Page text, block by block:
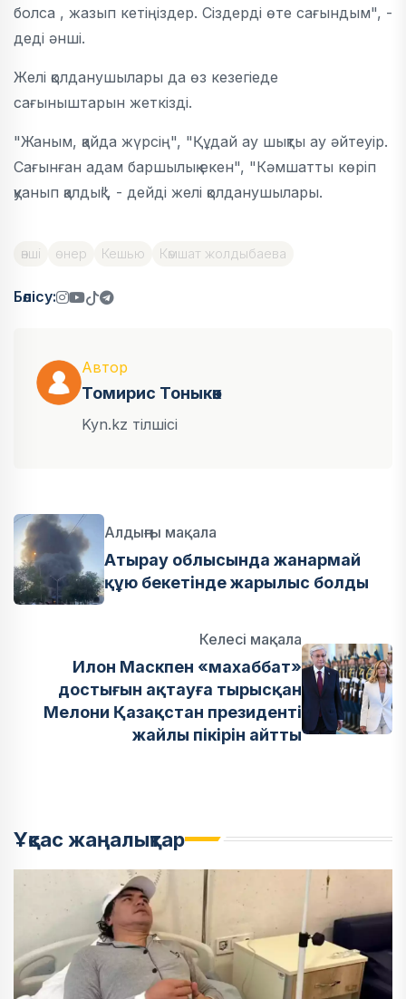
болса , жазып кетіңіздер. Сіздерді өте сағындым", -
деді әнші.
Желі қолданушылары да өз кезегіеде
сағыныштарын жеткізді.
"Жаным, қайда жүрсің", "Құдай ау шықты ау әйтеуір.
Сағынған адам баршылық екен", "Кәмшатты көріп
қуанып қалдық", - дейді желі қолданушылары.
әнші өнер Кешью Кәмшат жолдыбаева
Бөлісу:
Автор
Томирис Тоныкөк
Kyn.kz тілшісі
Алдыңғы мақала
Атырау облысында жанармай
құю бекетінде жарылыс болды
Келесі мақала
Илон Маскпен «махаббат»
достығын ақтауға тырысқан
Мелони Қазақстан президенті
жайлы пікірін айтты
Ұқсас жаңалықтар